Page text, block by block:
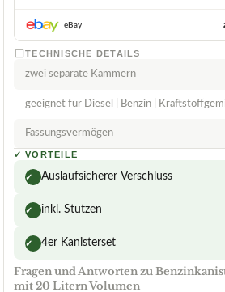
eBay
TECHNISCHE DETAILS
zwei separate Kammern
geeignet für Diesel | Benzin |
Fassungsvermögen
✓ VORTEILE
✓ Auslaufsicherer Verschluss
✓ inkl. Stutzen
✓ 4er Kanisterset
Fragen und Antworten zu
mit 20 Litern Volumen